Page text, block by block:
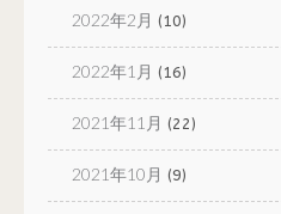
2022年2月 (10)
2022年1月 (16)
2021年11月 (22)
2021年10月 (9)